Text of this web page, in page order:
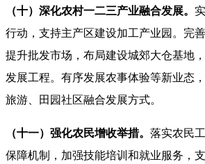
（十）深化农村一二三产业融合发展。
行动，支持主产区建设加工产业园。完
提升批发市场，布局建设城郊大仓基地
发展工程。有序发展农事体验等新业态
旅游、田园社区融合发展方式。
（十一）强化农民增收举措。 落实农民
保障机制，加强技能培训和就业服务，